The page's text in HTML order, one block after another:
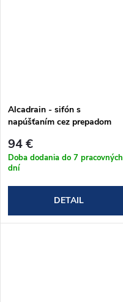
Alcadrain - sifón s
napúšťaním cez prepadom
94 €
Doba dodania do 7 pracovných
dní
DETAIL